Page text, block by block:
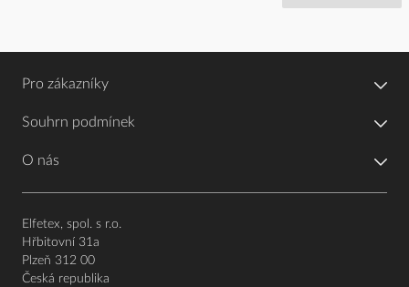
Pro zákazníky
Souhrn podmínek
O nás
Elfetex, spol. s r.o.
Hřbitovní 31a
Plzeň 312 00
Česká republika